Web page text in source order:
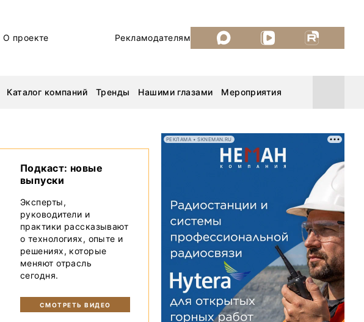
О проекте Рекламодателям
Каталог компаний Тренды Нашими глазами Мероприятия
с предприятий
MiningWorld Russia 2026
ДП Подкаст. Новый сезон
Рудник 2025
MiningWorld Russia 2025
Подкаст: новые
выпуски
Эксперты,
руководители и
практики рассказывают
о технологиях, опыте и
решениях, которые
меняют отрасль
сегодня.
СМОТРЕТЬ ВИДЕО
РЕКЛАМА • SKNEMAN.RU